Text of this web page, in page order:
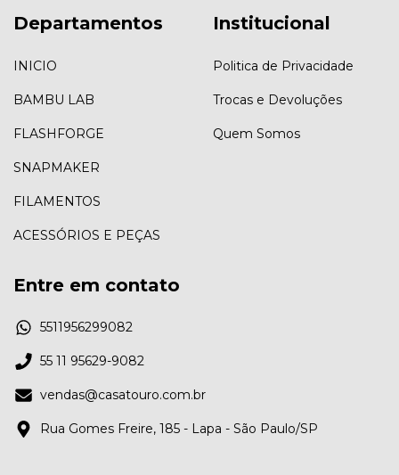
Departamentos
INICIO
BAMBU LAB
FLASHFORGE
SNAPMAKER
FILAMENTOS
ACESSÓRIOS E PEÇAS
Institucional
Politica de Privacidade
Trocas e Devoluções
Quem Somos
Entre em contato
5511956299082
55 11 95629-9082
vendas@casatouro.com.br
Rua Gomes Freire, 185 - Lapa - São Paulo/SP